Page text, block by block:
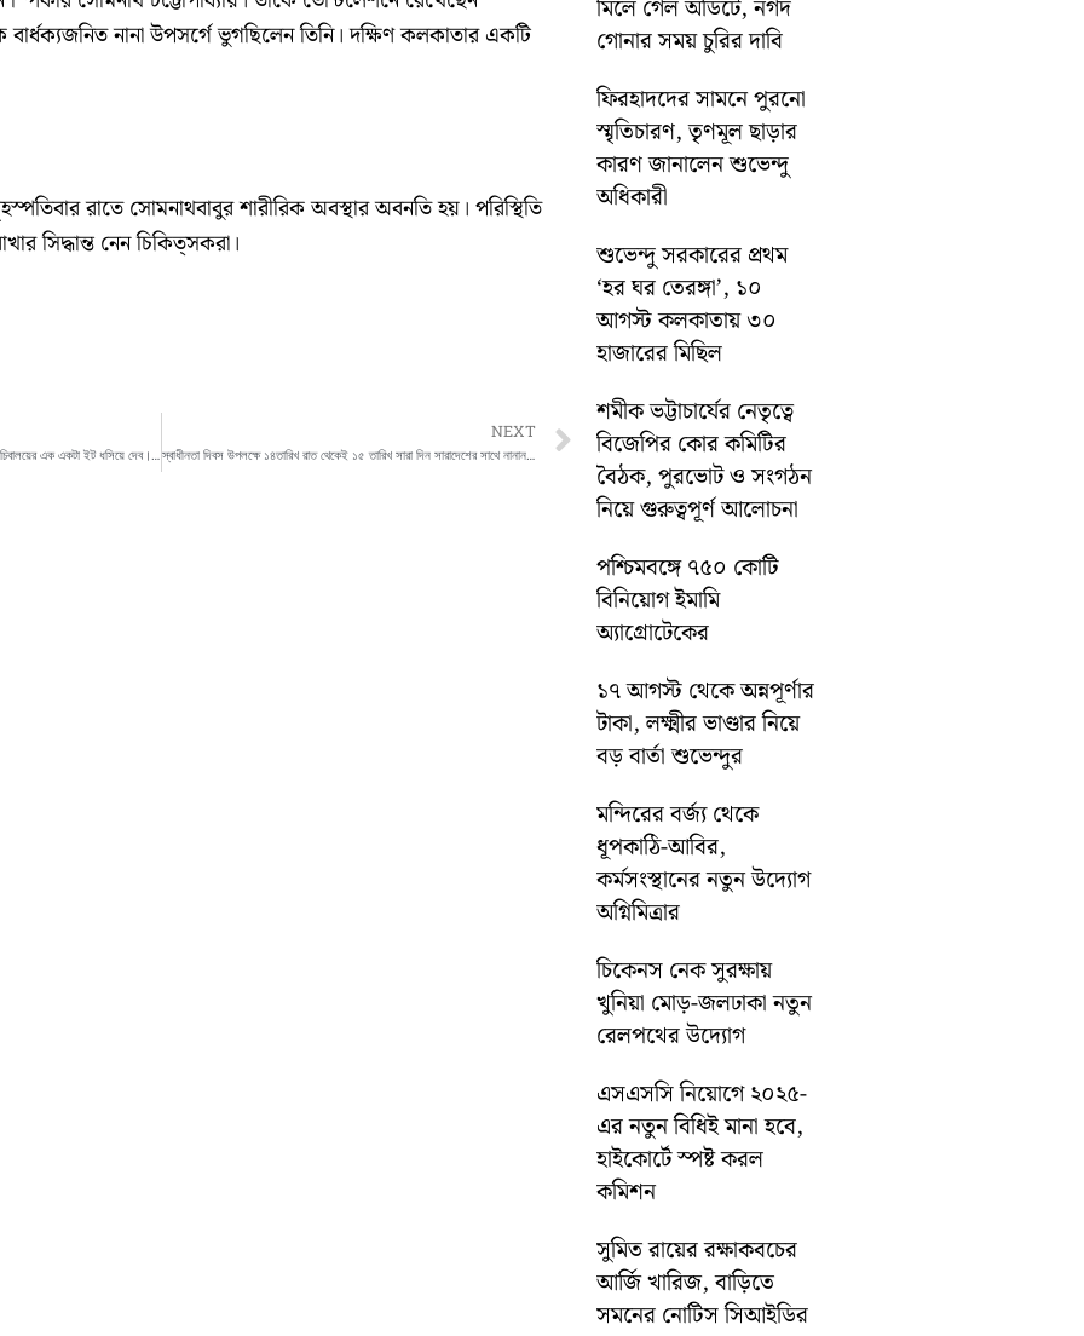
নানা উপসর্গে ভুগছিলেন তিনি। দক্ষিণ কলকাতার একটি
রাতে সোমনাথবাবুর শারীরিক অবস্থার অবনতি হয়। পরিস্থিতি
সিদ্ধান্ত নেন চিকিত্সকরা।
NEXT Next
মিলে গেল অডিটে, নগদ
গোনার সময় চুরির দাবি
ফিরহাদদের সামনে পুরনো
স্মৃতিচারণ, তৃণমূল ছাড়ার
কারণ জানালেন শুভেন্দু
অধিকারী
শুভেন্দু সরকারের প্রথম
‘হর ঘর তেরঙ্গা’, ১০
আগস্ট কলকাতায় ৩০
হাজারের মিছিল
শমীক ভট্টাচার্যের নেতৃত্বে
বিজেপির কোর কমিটির
বৈঠক, পুরভোট ও সংগঠন
নিয়ে গুরুত্বপূর্ণ আলোচনা
পশ্চিমবঙ্গে ৭৫০ কোটি
বিনিয়োগ ইমামি
অ্যাগ্রোটেকের
১৭ আগস্ট থেকে অন্নপূর্ণার
টাকা, লক্ষ্মীর ভাণ্ডার নিয়ে
বড় বার্তা শুভেন্দুর
মন্দিরের বর্জ্য থেকে
ধূপকাঠি-আবির,
কর্মসংস্থানের নতুন উদ্যোগ
অগ্নিমিত্রার
চিকেনস নেক সুরক্ষায়
খুনিয়া মোড়-জলঢাকা নতুন
রেলপথের উদ্যোগ
এসএসসি নিয়োগে ২০২৫-
এর নতুন বিধিই মানা হবে,
হাইকোর্টে স্পষ্ট করল
কমিশন
সুমিত রায়ের রক্ষাকবচের
আর্জি খারিজ, বাড়িতে
সমনের নোটিস সিআইডির